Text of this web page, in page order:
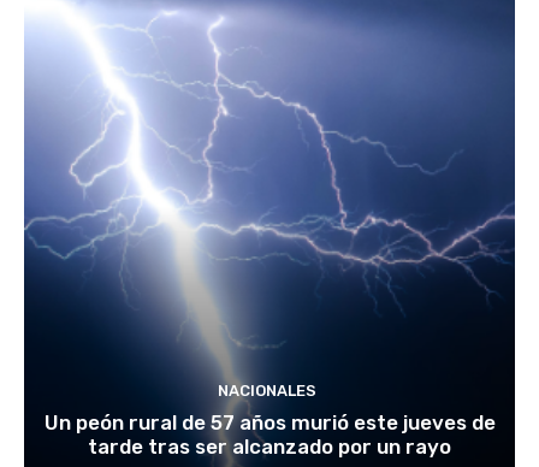
NACIONALES
Un peón rural de 57 años murió este jueves de
tarde tras ser alcanzado por un rayo